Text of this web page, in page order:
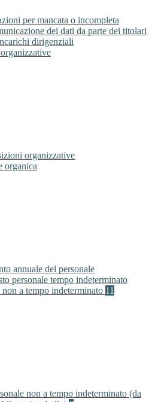
per mancata o incompleta
dei dati da parte dei titolari
dirigenziali
organizzative
organica
annuale del personale
personale tempo indeterminato
non a tempo indeterminato 11
non a tempo indeterminato (da